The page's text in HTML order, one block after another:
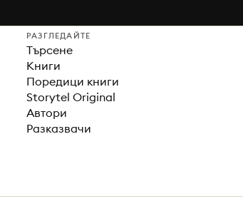
РАЗГЛЕДАЙТЕ
Търсене
Книги
Поредици книги
Storytel Original
Автори
Разказвачи